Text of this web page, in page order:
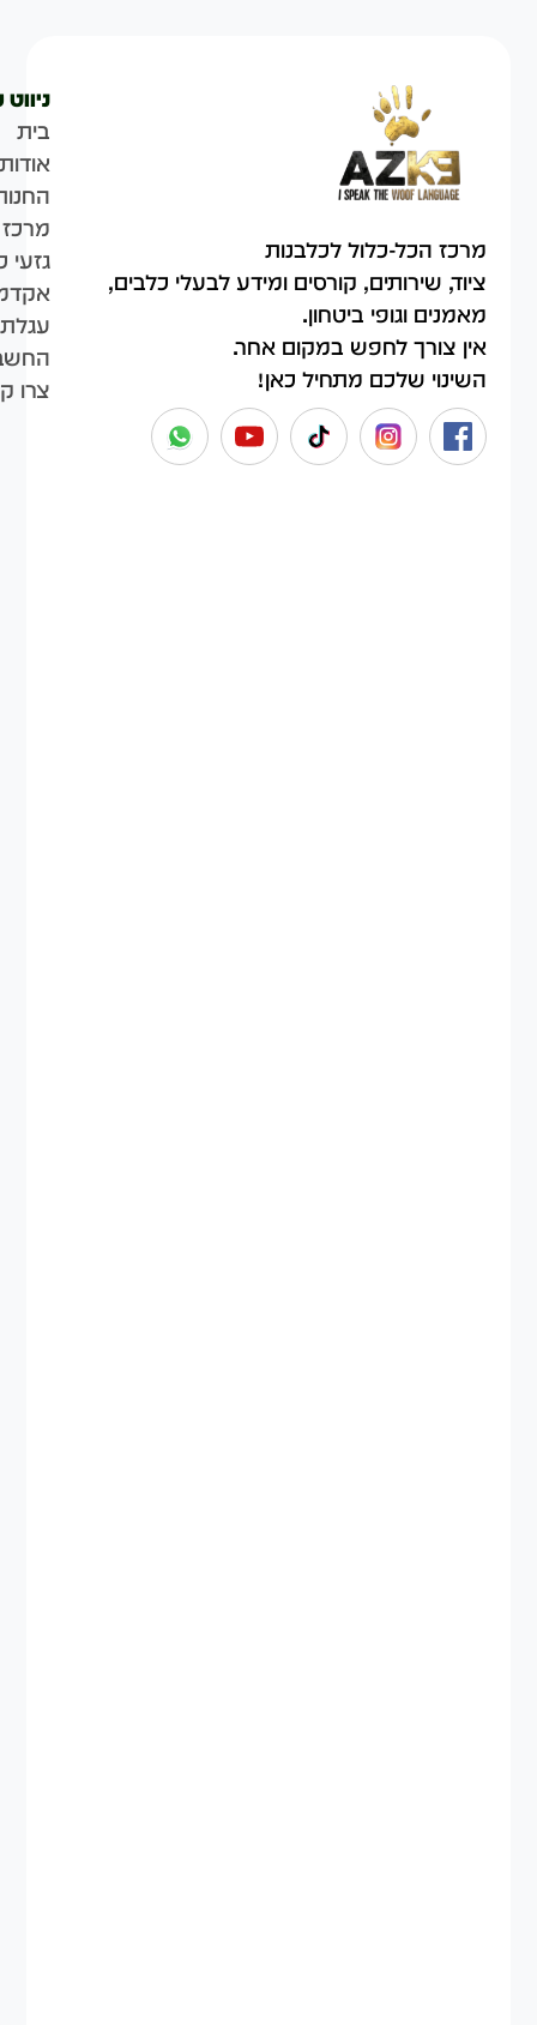
מרכז הכל-כלול לכלבנות
ציוד, שירותים, קורסים ומידע לבעלי כלבים,
מאמנים וגופי ביטחון.
אין צורך לחפש במקום אחר.
השינוי שלכם מתחיל כאן!
בית
אודות
גזעי
עגלת
צרו